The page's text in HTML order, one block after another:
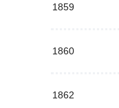
1859
1860
1862